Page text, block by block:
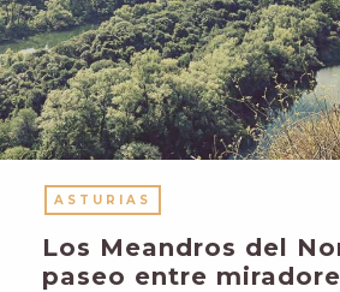
ASTURIAS
Los Meandros del
paseo entre